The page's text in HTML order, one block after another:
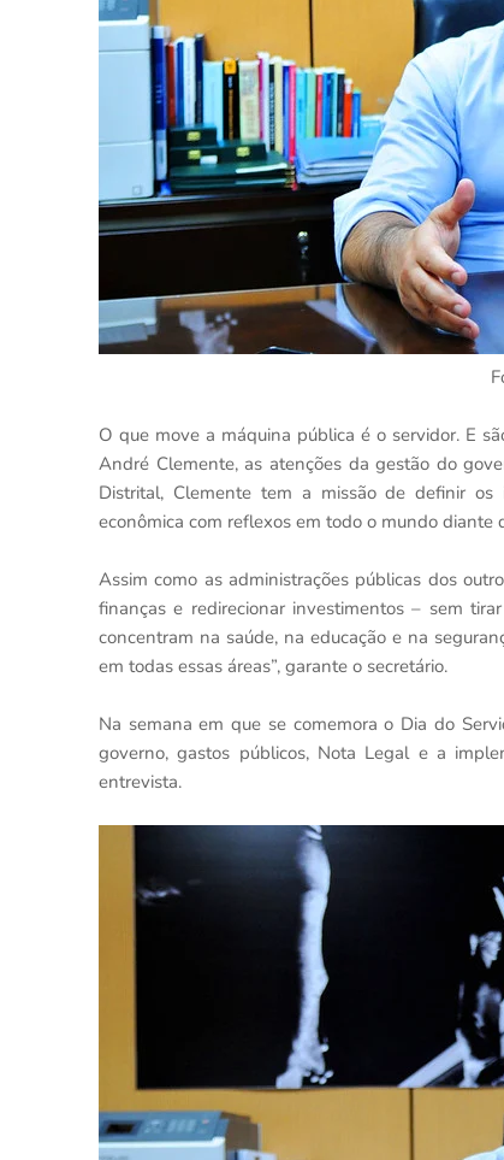
O que move a máquina pública é o servidor. E
André Clemente, as atenções da gestão do
Distrital, Clemente tem a missão de definir
econômica com reflexos em todo o mundo diante
Assim como as administrações públicas dos
finanças e redirecionar investimentos – sem
concentram na saúde, na educação e na
em todas essas áreas”, garante o secretário.
Na semana em que se comemora o Dia do
governo, gastos públicos, Nota Legal e a
entrevista.